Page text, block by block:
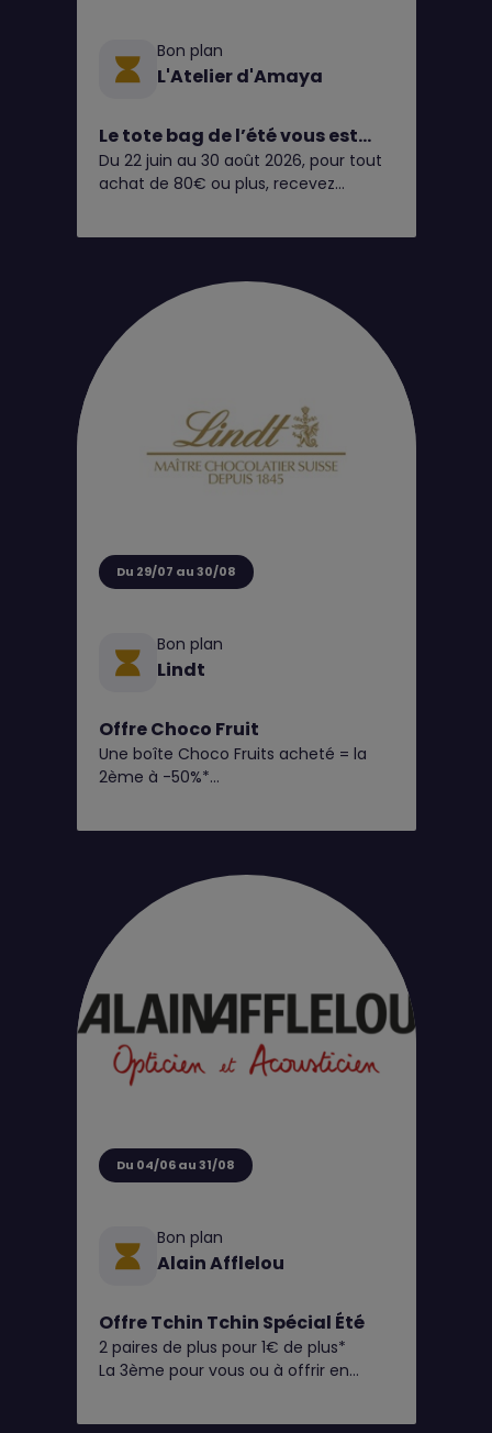
Bon plan
L'Atelier d'Amaya
Le tote bag de l’été vous est
OFFERT chez L’Atelier d’Amaya
☀️🧡
Du 22 juin au 30 août 2026, pour tout
achat de 80€ ou plus, recevez
Pratique, léger et coloré, il vous
accompagnera partout cet été : à la
plage, en week-end, au marché ou
dans votre quotidien. Un accessoire
aussi utile que tendance, parfait pour
Du 29/07 au 30/08
Bon plan
Lindt
Offre Choco Fruit
Une boîte Choco Fruits acheté = la
2ème à -50%*
Du 04/06 au 31/08
Bon plan
Alain Afflelou
Offre Tchin Tchin Spécial Été
2 paires de plus pour 1€ de plus*
La 3ème pour vous ou à offrir en